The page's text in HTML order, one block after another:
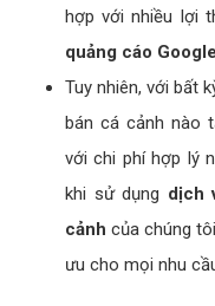
hợp với nhiều lợi
quảng cáo Google
Tuy nhiên, với bất
bán cá cảnh nào
với chi phí hợp lý
khi sử dụng dịch
cảnh của chúng
ưu cho mọi nhu